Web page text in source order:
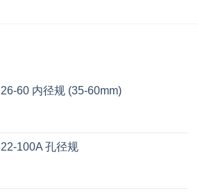
60 内径规 (35-60mm)
100A 孔径规